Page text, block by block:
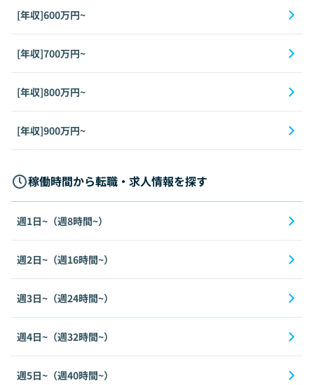
[年収]600万円~
[年収]700万円~
[年収]800万円~
[年収]900万円~
稼働時間から転職・求人情報を探す
週1日~（週8時間~）
週2日~（週16時間~）
週3日~（週24時間~）
週4日~（週32時間~）
週5日~（週40時間~）